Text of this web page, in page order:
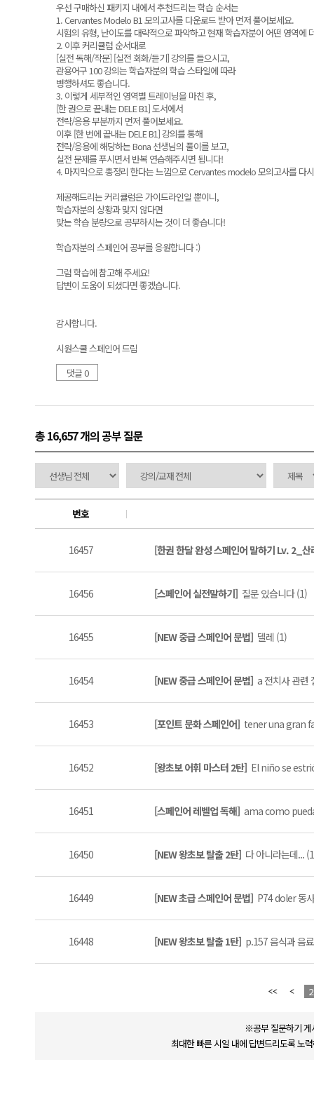
우선 구매하신 패키지 내에서 추천드리는 학습 순서는
1. Cervantes Modelo B1 모의고사를 다운로드 받아 먼저 풀어보세요.
시험의 유형, 난이도를 대략적으로 파악하고 현재 학습자분이 어떤 영역에
2. 이후 커리큘럼 순서대로
[실전 독해/작문] [실전 회화/듣기] 강의를 들으시고,
관용어구 100 강의는 학습자분의 학습 스타일에 따라
병행하셔도 좋습니다.
3. 이렇게 세부적인 영역별 트레이닝을 마친 후,
[한 권으로 끝내는 DELE B1] 도서에서
전략/응용 부분까지 먼저 풀어보세요.
이후 [한 번에 끝내는 DELE B1] 강의를 통해
전략/응용에 해당하는 Bona 선생님의 풀이를 보고,
실전 문제를 푸시면서 반복 연습해주시면 됩니다!
4. 마지막으로 총정리 한다는 느낌으로 Cervantes modelo 모의고사를 다
제공해드리는 커리큘럼은 가이드라인일 뿐이니,
학습자분의 상황과 맞지 않다면
맞는 학습 분량으로 공부하시는 것이 더 좋습니다!
학습자분의 스페인어 공부를 응원합니다 :)
그럼 학습에 참고해 주세요!
답변이 도움이 되셨다면 좋겠습니다.
감사합니다.
시원스쿨 스페인어 드림
댓글 0
총 16,657 개의 공부 질문
번호
16457 [한권 한달 완성 스페인어 말하기 Lv. 2_
16456 [스페인어 실전말하기] 질문 있습니다 (1)
16455 [NEW 중급 스페인어 문법] 델레 (1)
16454 [NEW 중급 스페인어 문법] a 전치사 관련
16453 [포인트 문화 스페인어] tener una gran
16452 [왕초보 어휘 마스터 2탄] El niño se
16451 [스페인어 레벨업 독해] ama como
16450 [NEW 왕초보 탈출 2탄] 다 아니라는데...
16449 [NEW 초급 스페인어 문법] P74 doler 동
16448 [NEW 왕초보 탈출 1탄] p.157 음식과 음
※공부 질문하기 게
최대한 빠른 시일 내에 답변드리도록 노